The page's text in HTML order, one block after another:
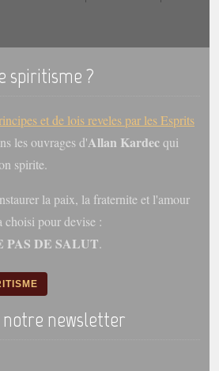
spiritisme ?
et de lois reveles par les Esprits
les ouvrages d'Allan Kardecqui
spirite.
la paix, la fraternite et l'amour
choisi pour devise :
PAS DE SALUT.
notre newsletter